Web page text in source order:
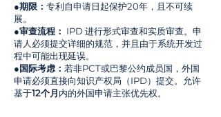
●期限： 专利自申请日起保护20年，且不可续
展。
●审查流程： IPD 进行形式审查和实质审查。申
请人必须提交详细的规范，并且由于系统开发过
程中可能出现延误。
●国际考虑： 若非PCT或巴黎公约成员国，外国
申请必须直接向知识产权局（IPD）提交。允许
基于12个月内的外国申请主张优先权。